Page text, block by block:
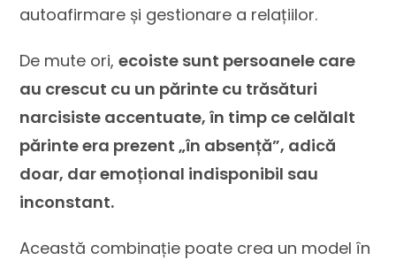
autoafirmare și gestionare a relațiilor.
De mute ori,ecoiste sunt persoanele care
au crescut cu un părinte cu trăsături
narcisiste accentuate, în timp ce celălalt
părinte era prezent „în absență”, adică
doar, dar emoțional indisponibil sau
inconstant.
Această combinație poate crea un model în